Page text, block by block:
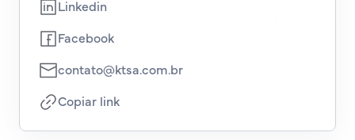
Linkedin
Facebook
contato@ktsa.com.br
Copiar link